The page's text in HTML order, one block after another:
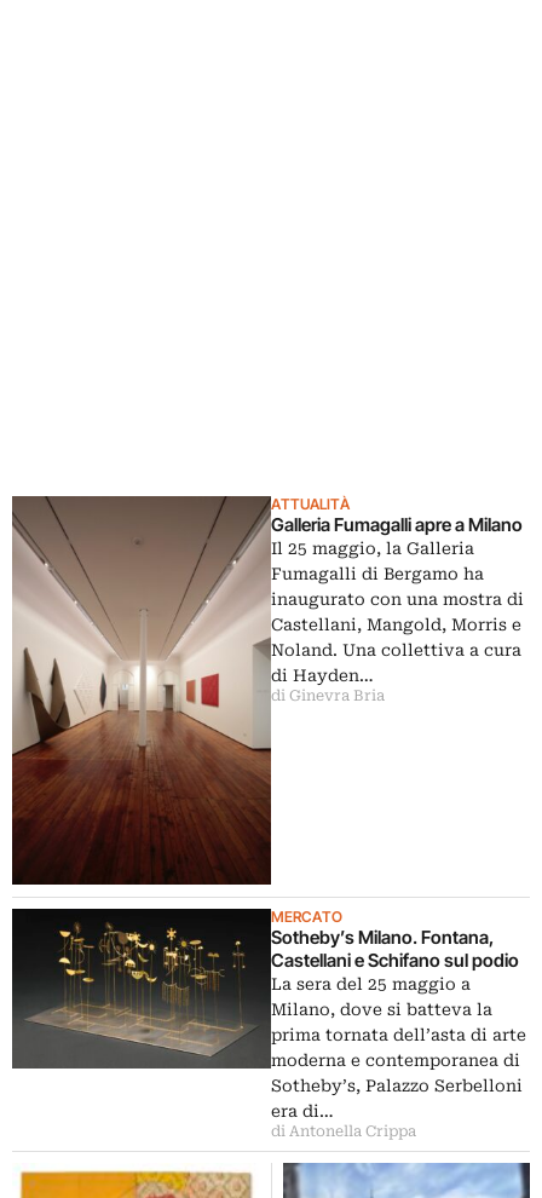
ATTUALITÀ
Galleria Fumagalli apre a Milano
Il 25 maggio, la Galleria
Fumagalli di Bergamo ha
inaugurato con una mostra di
Castellani, Mangold, Morris e
Noland. Una collettiva a cura
di Hayden…
di Ginevra Bria
MERCATO
Sotheby’s Milano. Fontana,
Castellani e Schifano sul podio
La sera del 25 maggio a
Milano, dove si batteva la
prima tornata dell’asta di arte
moderna e contemporanea di
Sotheby’s, Palazzo Serbelloni
era di…
di Antonella Crippa